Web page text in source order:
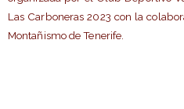
Las Carboneras 2023 con la
Montañismo de Tenerife.